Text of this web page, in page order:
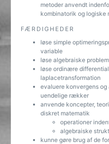
metoder anvendt
kombinatorik og logiske
FÆRDIGHEDER
løse simple
variable
løse algebraiske
løse ordinære
laplacetransformation
evaluere konvergens
uendelige rækker
anvende koncepter,
diskret matematik
operationer
algebraiske
kunne gøre brug af de